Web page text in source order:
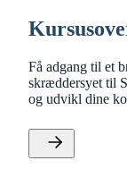
Få adgang til et
skræddersyet til
og udvikl dine